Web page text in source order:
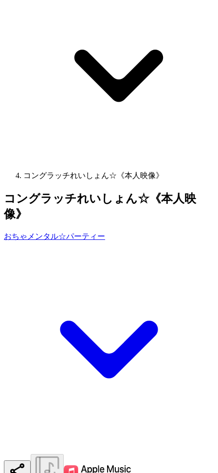
コングラッチれいしょん☆《本人映像》
コングラッチれいしょん☆《本人映
像》
おちゃメンタル☆パーティー